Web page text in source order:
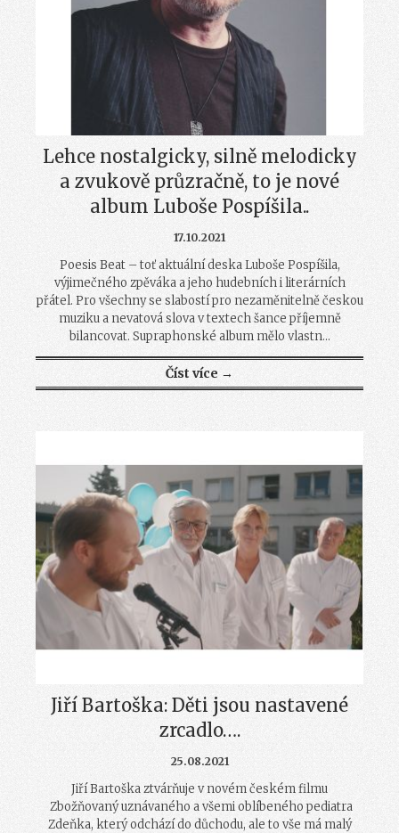
Lehce nostalgicky, silně melodicky
a zvukově průzračně, to je nové
album Luboše Pospíšila..
17.10.2021
Poesis Beat – toť aktuální deska Luboše Pospíšila,
výjimečného zpěváka a jeho hudebních i literárních
přátel. Pro všechny se slabostí pro nezaměnitelně českou
muziku a nevatová slova v textech šance příjemně
bilancovat. Supraphonské album mělo vlastn...
Číst více →
Jiří Bartoška: Děti jsou nastavené
zrcadlo….
25.08.2021
Jiří Bartoška ztvárňuje v novém českém filmu
Zbožňovaný uznávaného a všemi oblíbeného pediatra
Zdeňka, který odchází do důchodu, ale to vše má malý